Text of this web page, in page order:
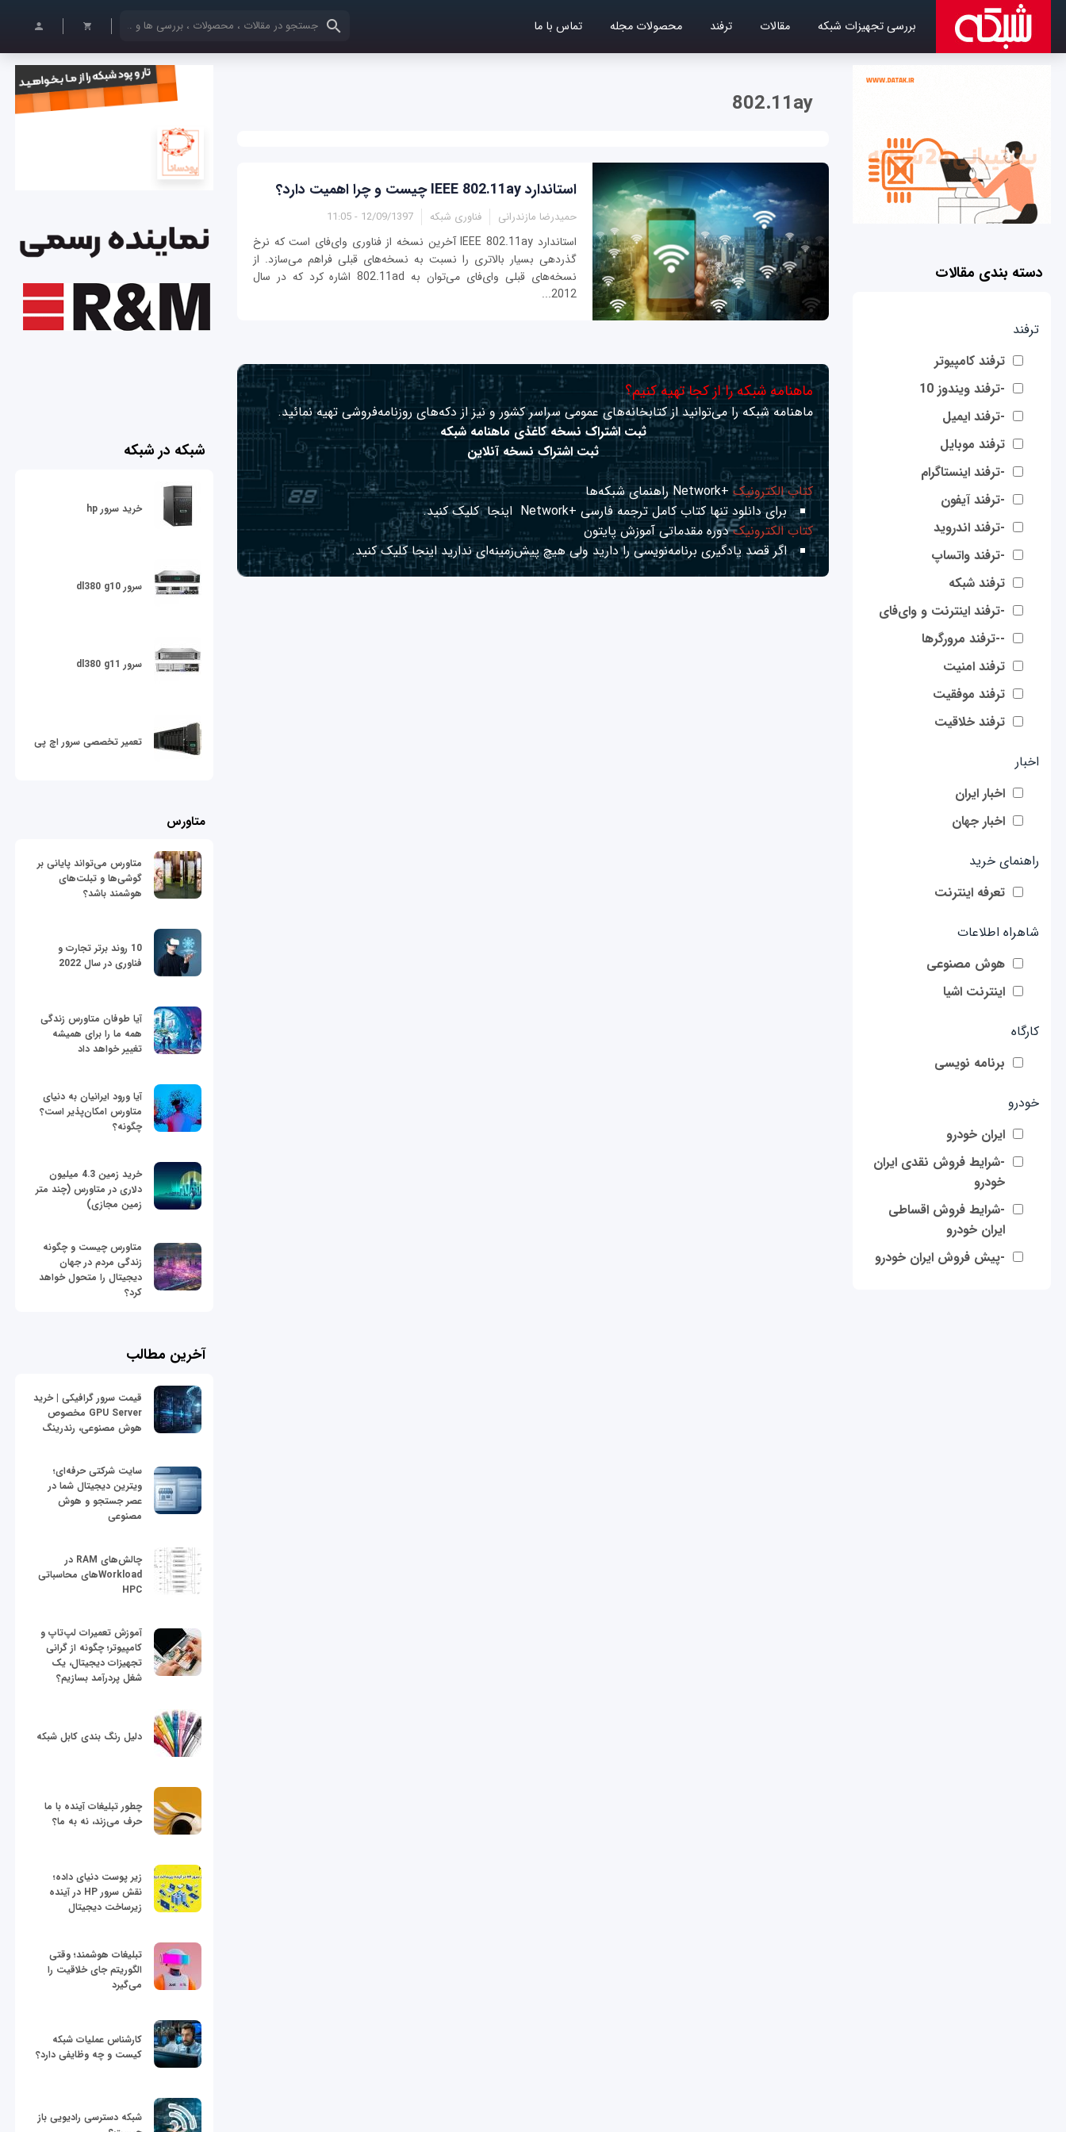
بررسی تجهیزات شبکه مقالات ترفند محصولات مجله تماس با ما کلمات کلیدی خود را وارد کنید
دسته بندی مقالات
ترفند
ترفند کامپیوتر
-ترفند ویندوز 10
-ترفند ایمیل
ترفند موبایل
-ترفند اینستاگرام
-ترفند آیفون
-ترفند اندروید
-ترفند واتساپ
ترفند شبکه
-ترفند اینترنت و وای‌فای
--ترفند مرورگرها
ترفند امنیت
ترفند موفقیت
ترفند خلاقیت
اخبار
اخبار ایران
اخبار جهان
راهنمای خرید
تعرفه اینترنت
شاهراه اطلاعات
هوش مصنوعی
اینترنت اشیا
کارگاه
برنامه نویسی
خودرو
ایران خودرو
-شرایط فروش نقدی ایران
خودرو
-شرایط فروش اقساطی
ایران خودرو
-پیش فروش ایران خودرو
802.11ay
استاندارد IEEE 802.11ay چیست و چرا اهمیت دارد؟
حمیدرضا مازندرانی فناوری شبکه 12/09/1397 - 11:05
استاندارد IEEE 802.11ay آخرین نسخه از فناوری وای‌فای است که نرخ
گذردهی بسیار بالاتری را نسبت به نسخه‌های قبلی فراهم می‌سازد. از
نسخه‌های قبلی وای‌فای می‌توان به 802.11ad اشاره کرد که در سال
2012...
ماهنامه شبکه را از کجا تهیه کنیم؟
ماهنامه شبکه را می‌توانید از کتابخانه‌های عمومی سراسر کشور و نیز از دکه‌های روزنامه‌فروشی تهیه نمائید.
ثبت اشتراک نسخه کاغذی ماهنامه شبکه
ثبت اشتراک نسخه آنلاین
کتاب الکترونیک +Network راهنمای شبکه‌ها
برای دانلود تنها کتاب کامل ترجمه فارسی +Network
اینجا کلیک کنید.
کتاب الکترونیکدوره مقدماتی آموزش پایتون
اگر قصد یادگیری برنامه‌نویسی را دارید ولی هیچ پیش‌زمینه‌ای نداریداینجا کلیک کنید.
شبکه در شبکه
خرید سرور hp
سرور dl380 g10
سرور dl380 g11
تعمیر تخصصی سرور اچ پی
متاورس
متاورس می‌تواند پایانی بر
گوشی‌ها و تبلت‌های
هوشمند باشد؟
10 روند برتر تجارت و
فناوری در سال 2022
آیا طوفان متاورس زندگی
همه ما را برای همیشه
تغییر خواهد داد
آیا ورود ایرانیان به دنیای
متاورس امکان‌پذیر است؟
چگونه؟
خرید زمین 4.3 میلیون
دلاری در متاورس (چند متر
زمین مجازی)
متاورس چیست و چگونه
زندگی مردم در جهان
دیجیتال را متحول خواهد
کرد؟
آخرین مطالب
قیمت سرور گرافیکی | خرید
GPU Server مخصوص
هوش مصنوعی، رندرینگ
سایت شرکتی حرفه‌ای؛
ویترین دیجیتال شما در
عصر جستجو و هوش
مصنوعی
چالش‌های RAM در
Workloadهای محاسباتی
HPC
آموزش تعمیرات لپ‌تاپ و
کامپیوتر؛ چگونه از گرانی
تجهیزات دیجیتال، یک
شغل پردرآمد بسازیم؟
دلیل رنگ بندی کابل شبکه
چطور تبلیغات آینده با ما
حرف می‌زند، نه به ما؟
زیر پوست دنیای داده؛
نقش سرور HP در آینده
زیرساخت دیجیتال
تبلیغات هوشمند؛ وقتی
الگوریتم جای خلاقیت را
می‌گیرد
کارشناس عملیات شبکه
کیست و چه وظایفی دارد؟
شبکه دسترسی رادیویی باز